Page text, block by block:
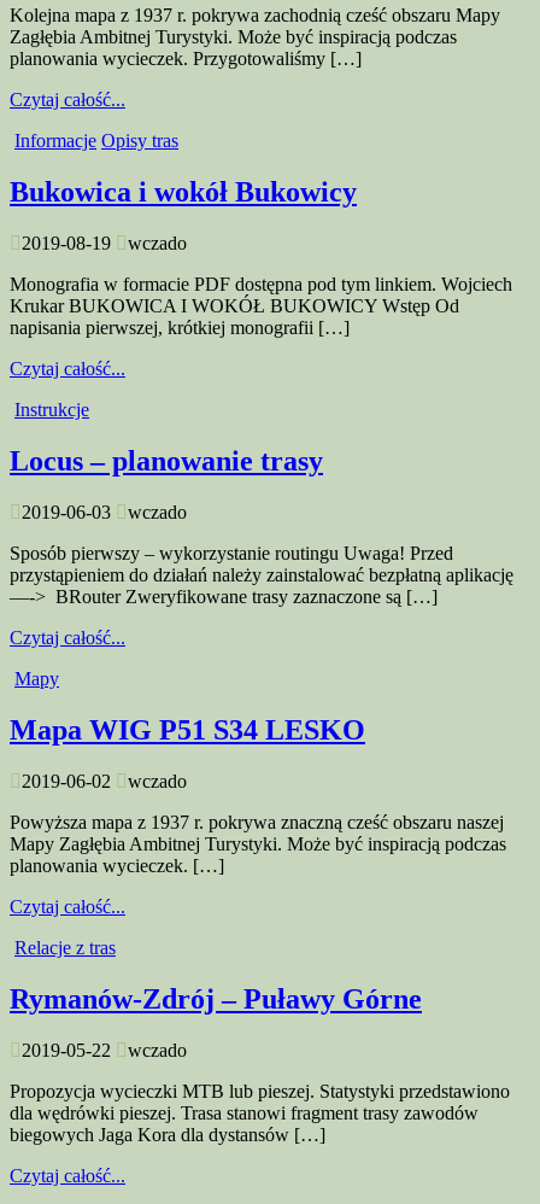
Kolejna mapa z 1937 r. pokrywa zachodnią cześć obszaru Mapy
Zagłębia Ambitnej Turystyki. Może być inspiracją podczas
planowania wycieczek. Przygotowaliśmy […]
Czytaj całość...
Informacje Opisy tras
Bukowica i wokół Bukowicy
2019-08-19
wczado
Monografia w formacie PDF dostępna pod tym linkiem. Wojciech
Krukar BUKOWICA I WOKÓŁ BUKOWICY Wstęp Od
napisania pierwszej, krótkiej monografii […]
Czytaj całość...
Instrukcje
Locus – planowanie trasy
2019-06-03
wczado
Sposób pierwszy – wykorzystanie routingu Uwaga! Przed
przystąpieniem do działań należy zainstalować bezpłatną aplikację
—-> BRouter Zweryfikowane trasy zaznaczone są […]
Czytaj całość...
Mapy
Mapa WIG P51 S34 LESKO
2019-06-02
wczado
Powyższa mapa z 1937 r. pokrywa znaczną cześć obszaru naszej
Mapy Zagłębia Ambitnej Turystyki. Może być inspiracją podczas
planowania wycieczek. […]
Czytaj całość...
Relacje z tras
Rymanów-Zdrój – Puławy Górne
2019-05-22
wczado
Propozycja wycieczki MTB lub pieszej. Statystyki przedstawiono
dla wędrówki pieszej. Trasa stanowi fragment trasy zawodów
biegowych Jaga Kora dla dystansów […]
Czytaj całość...